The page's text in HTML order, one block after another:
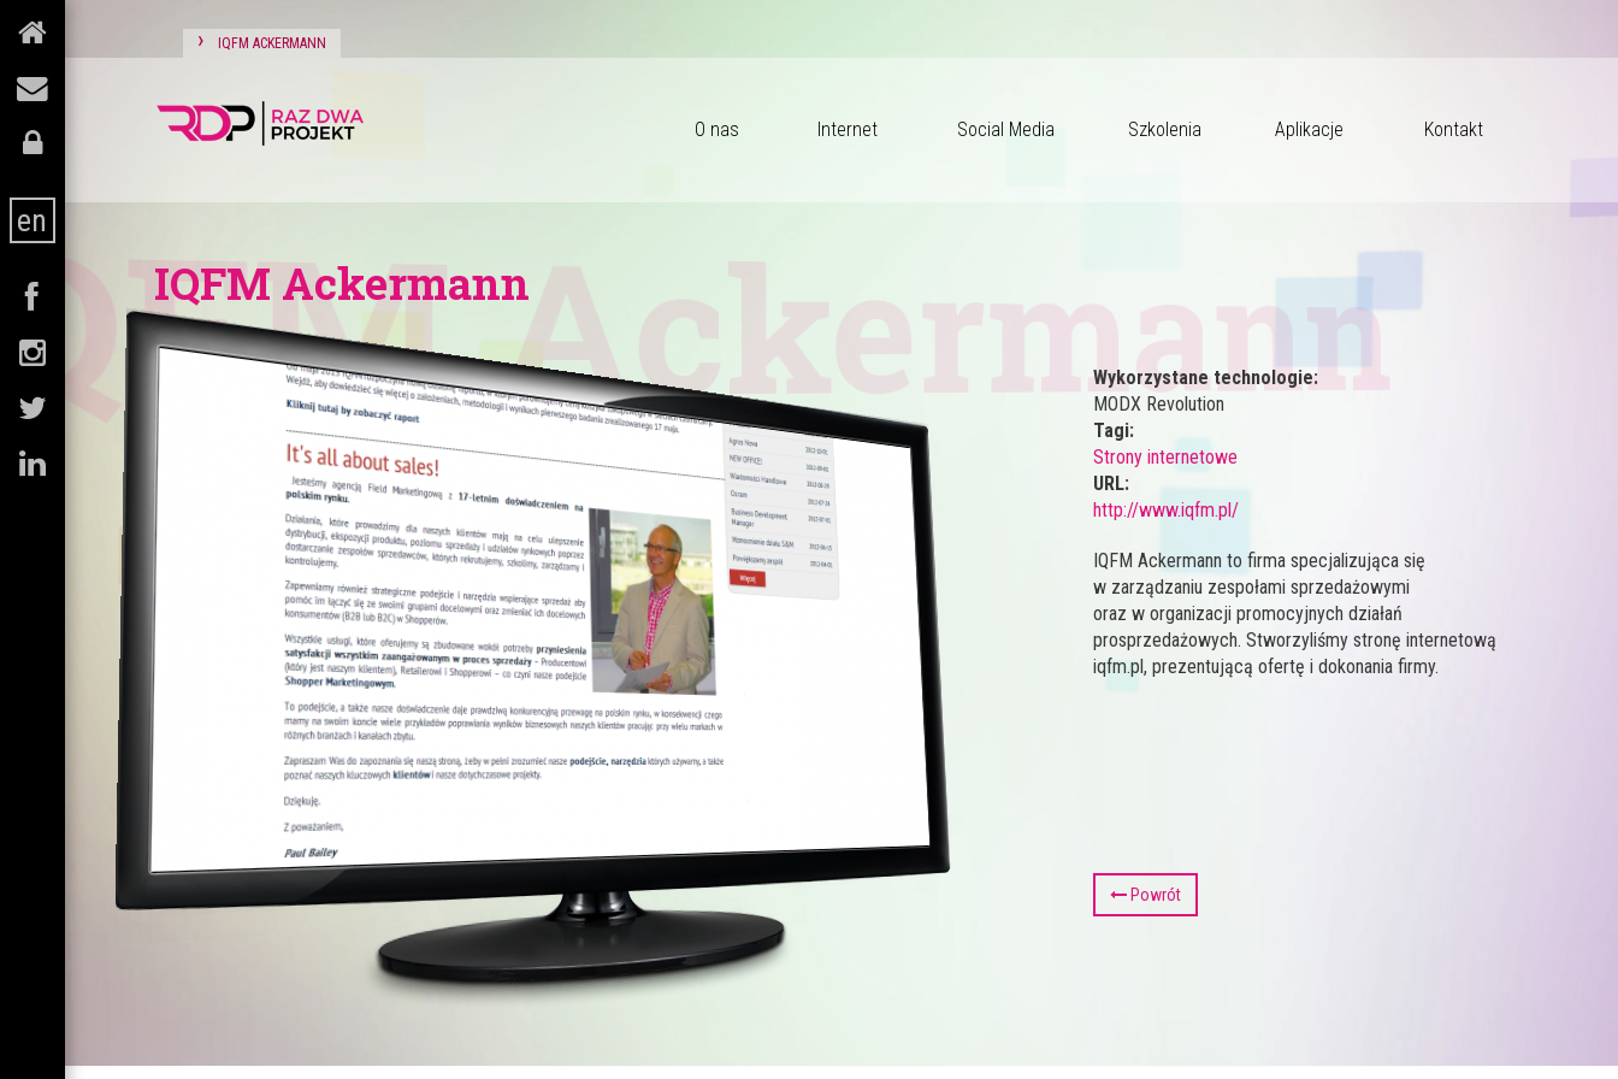
en Ackermann
› IQFM ACKERMANN
O nas Internet Social Media Szkolenia Aplikacje Kontakt
IQFM Ackermann
Wykorzystane technologie:
MODX Revolution
Tagi:
Strony internetowe
URL:
http://www.iqfm.pl/
IQFM Ackermann to firma specjalizująca się
w zarządzaniu zespołami sprzedażowymi
oraz w organizacji promocyjnych działań
prosprzedażowych. Stworzyliśmy stronę internetową
iqfm.pl, prezentującą ofertę i dokonania firmy.
Powrót